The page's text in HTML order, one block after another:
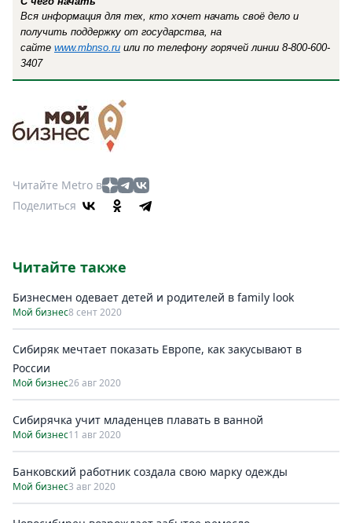
Вся информация для тех, кто хочет начать своё дело и
получить поддержку от государства, на
сайте www.mbnso.ru или по телефону горячей линии 8-800-600-
3407
Читайте Metro в
Поделиться
Читайте также
Бизнесмен одевает детей и родителей в family look
Мой бизнес8 сент 2020
Сибиряк мечтает показать Европе, как закусывают в
России
Мой бизнес26 авг 2020
Сибирячка учит младенцев плавать в ванной
Мой бизнес11 авг 2020
Банковский работник создала свою марку одежды
Мой бизнес3 авг 2020